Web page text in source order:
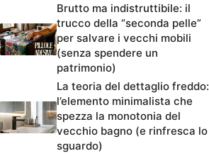
Brutto ma indistruttibile: il
trucco della “seconda pelle”
per salvare i vecchi mobili
(senza spendere un
patrimonio)
La teoria del dettaglio freddo:
l’elemento minimalista che
spezza la monotonia del
vecchio bagno (e rinfresca lo
sguardo)